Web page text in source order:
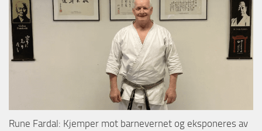
Rune Fardal: Kjemper mot barnevernet og eksponeres av